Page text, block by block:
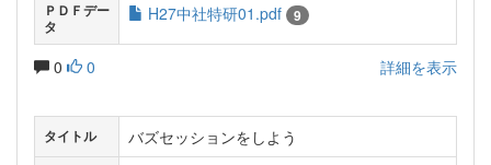
ＰＤＦデー
タ
H27中社特研01.pdf 9
0 0 詳細を表示
タイトル バズセッションをしよう